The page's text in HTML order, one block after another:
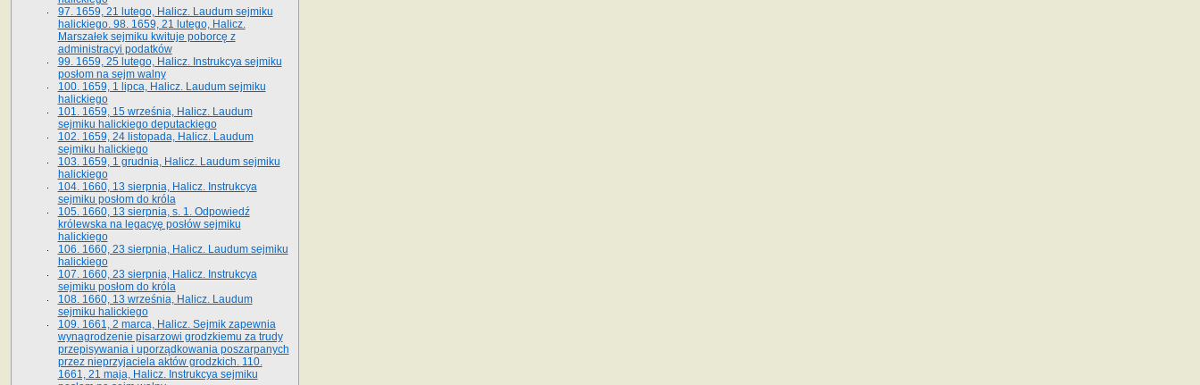
97. 1659, 21 lutego, Halicz. Laudum sejmiku
halickiego. 98. 1659, 21 lutego, Halicz.
Marszałek sejmiku kwituje poborcę z
administracyi podatków
99. 1659, 25 lutego, Halicz. Instrukcya sejmiku
posłom na sejm walny
100. 1659, 1 lipca, Halicz. Laudum sejmiku
halickiego
101. 1659, 15 września, Halicz. Laudum
sejmiku halickiego deputackiego
102. 1659, 24 listopada, Halicz. Laudum
sejmiku halickiego
103. 1659, 1 grudnia, Halicz. Laudum sejmiku
halickiego
104. 1660, 13 sierpnia, Halicz. Instrukcya
sejmiku posłom do króla
105. 1660, 13 sierpnia, s. 1. Odpowiedź
królewska na legacyę posłów sejmiku
halickiego
106. 1660, 23 sierpnia, Halicz. Laudum sejmiku
halickiego
107. 1660, 23 sierpnia, Halicz. Instrukcya
sejmiku posłom do króla
108. 1660, 13 września, Halicz. Laudum
sejmiku halickiego
109. 1661, 2 marca, Halicz. Sejmik zapewnia
wynagrodzenie pisarzowi grodzkiemu za trudy
przepisywania i uporządkowania poszarpanych
przez nieprzyjaciela aktów grodzkich. 110.
1661, 21 maja, Halicz. Instrukcya sejmiku